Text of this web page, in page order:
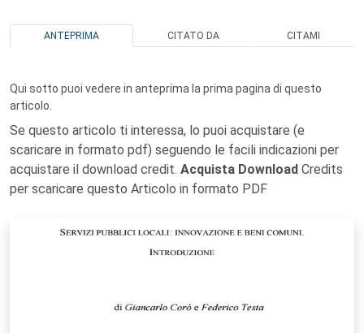
ANTEPRIMA CITATO DA CITAMI
Qui sotto puoi vedere in anteprima la prima pagina di questo
articolo.
Se questo articolo ti interessa, lo puoi acquistare (e
scaricare in formato pdf) seguendo le facili indicazioni per
acquistare il download credit. Acquista Download Credits
per scaricare questo Articolo in formato PDF